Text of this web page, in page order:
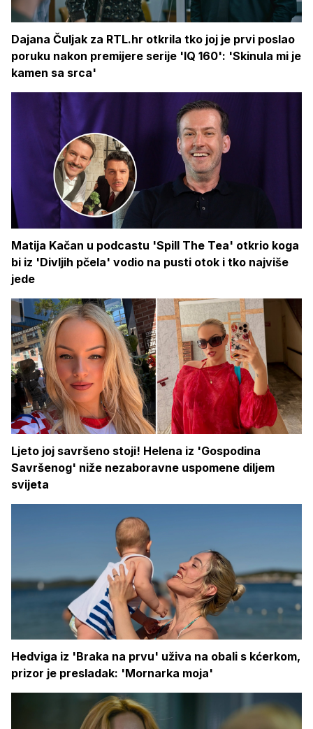
Dajana Čuljak za RTL.hr otkrila tko joj je prvi poslao
poruku nakon premijere serije 'IQ 160': 'Skinula mi je
kamen sa srca'
Matija Kačan u podcastu 'Spill The Tea' otkrio koga
bi iz 'Divljih pčela' vodio na pusti otok i tko najviše
jede
Ljeto joj savršeno stoji! Helena iz 'Gospodina
Savršenog' niže nezaboravne uspomene diljem
svijeta
Hedviga iz 'Braka na prvu' uživa na obali s kćerkom,
prizor je presladak: 'Mornarka moja'